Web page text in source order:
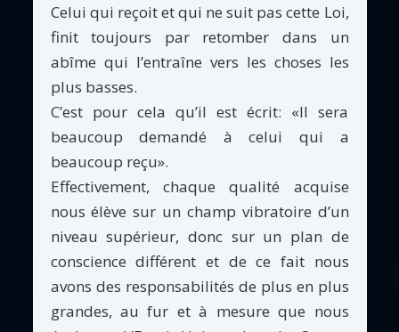
Celui qui reçoit et qui ne suit pas cette Loi,
finit toujours par retomber dans un
abîme qui l’entraîne vers les choses les
plus basses.
C’est pour cela qu’il est écrit: «Il sera
beaucoup demandé à celui qui a
beaucoup reçu».
Effectivement, chaque qualité acquise
nous élève sur un champ vibratoire d’un
niveau supérieur, donc sur un plan de
conscience différent et de ce fait nous
avons des responsabilités de plus en plus
grandes, au fur et à mesure que nous